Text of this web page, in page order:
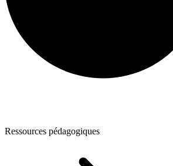
Ressources pédagogiques